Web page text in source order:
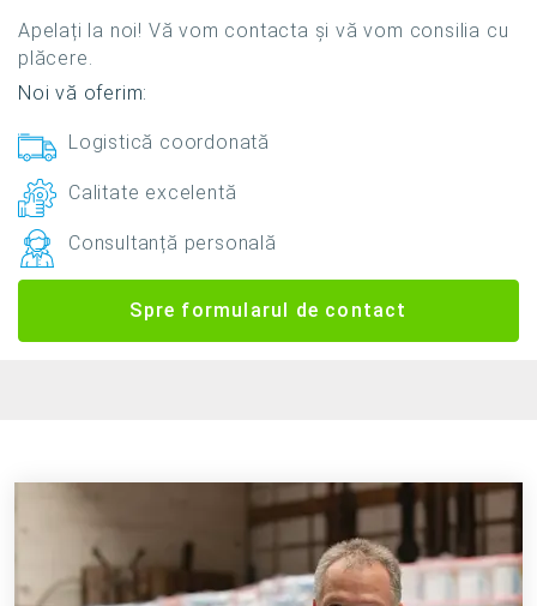
Apelați la noi! Vă vom contacta și vă vom consilia cu
plăcere.
Noi vă oferim:
Logistică coordonată
Calitate excelentă
Consultanță personală
Spre formularul de contact